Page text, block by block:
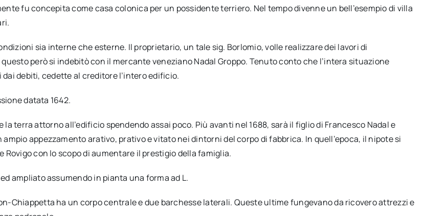
fu concepita come casa colonica per un possidente terriero. Nel tempo divenne un bell’esempio di villa
sia interne che esterne. Il proprietario, un tale sig. Borlomio, volle realizzare dei lavori di
però si indebitò con il mercante veneziano Nadal Groppo. Tenuto conto che l’intera situazione
debiti, cedette al creditore l’intero edificio.
datata 1642.
la terra attorno all’edificio spendendo assai poco. Più avanti nel 1688, sarà il figlio di Francesco Nadal e
appezzamento arativo, prativo e vitato nei dintorni del corpo di fabbrica. In quell’epoca, il nipote si
con lo scopo di aumentare il prestigio della famiglia.
ampliato assumendo in pianta una forma ad L.
Chiappetta ha un corpo centrale e due barchesse laterali. Queste ultime fungevano da ricovero attrezzi e